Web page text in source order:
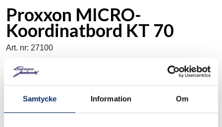
Samtycke Information Om
Proxxon MICRO-
Koordinatbord KT 70
Art. nr: 27100
Av aluminium med tätad yta och glappfri justerbar
(MICROMOTnorm12 x 6 x 5 mm). Förskjutbar linjal